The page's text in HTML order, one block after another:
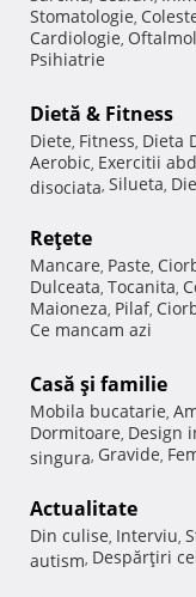
Stomatologie,
Cardiologie,
Psihiatrie
Dietă & Fitness
Diete, Fitness, Dieta
Aerobic, Exercitii
disociata, Silueta,
Reţete
Mancare, Paste,
Dulceata, Tocanita,
Maioneza, Pilaf,
Ce mancam azi
Casă şi familie
Mobila bucatarie,
Dormitoare, Design
singura, Gravide,
Actualitate
Din culise, Interviu,
autism, Despărţiri